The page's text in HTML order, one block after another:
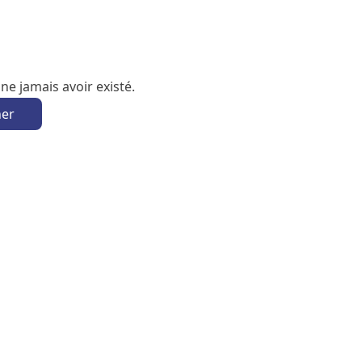
jamais avoir existé.